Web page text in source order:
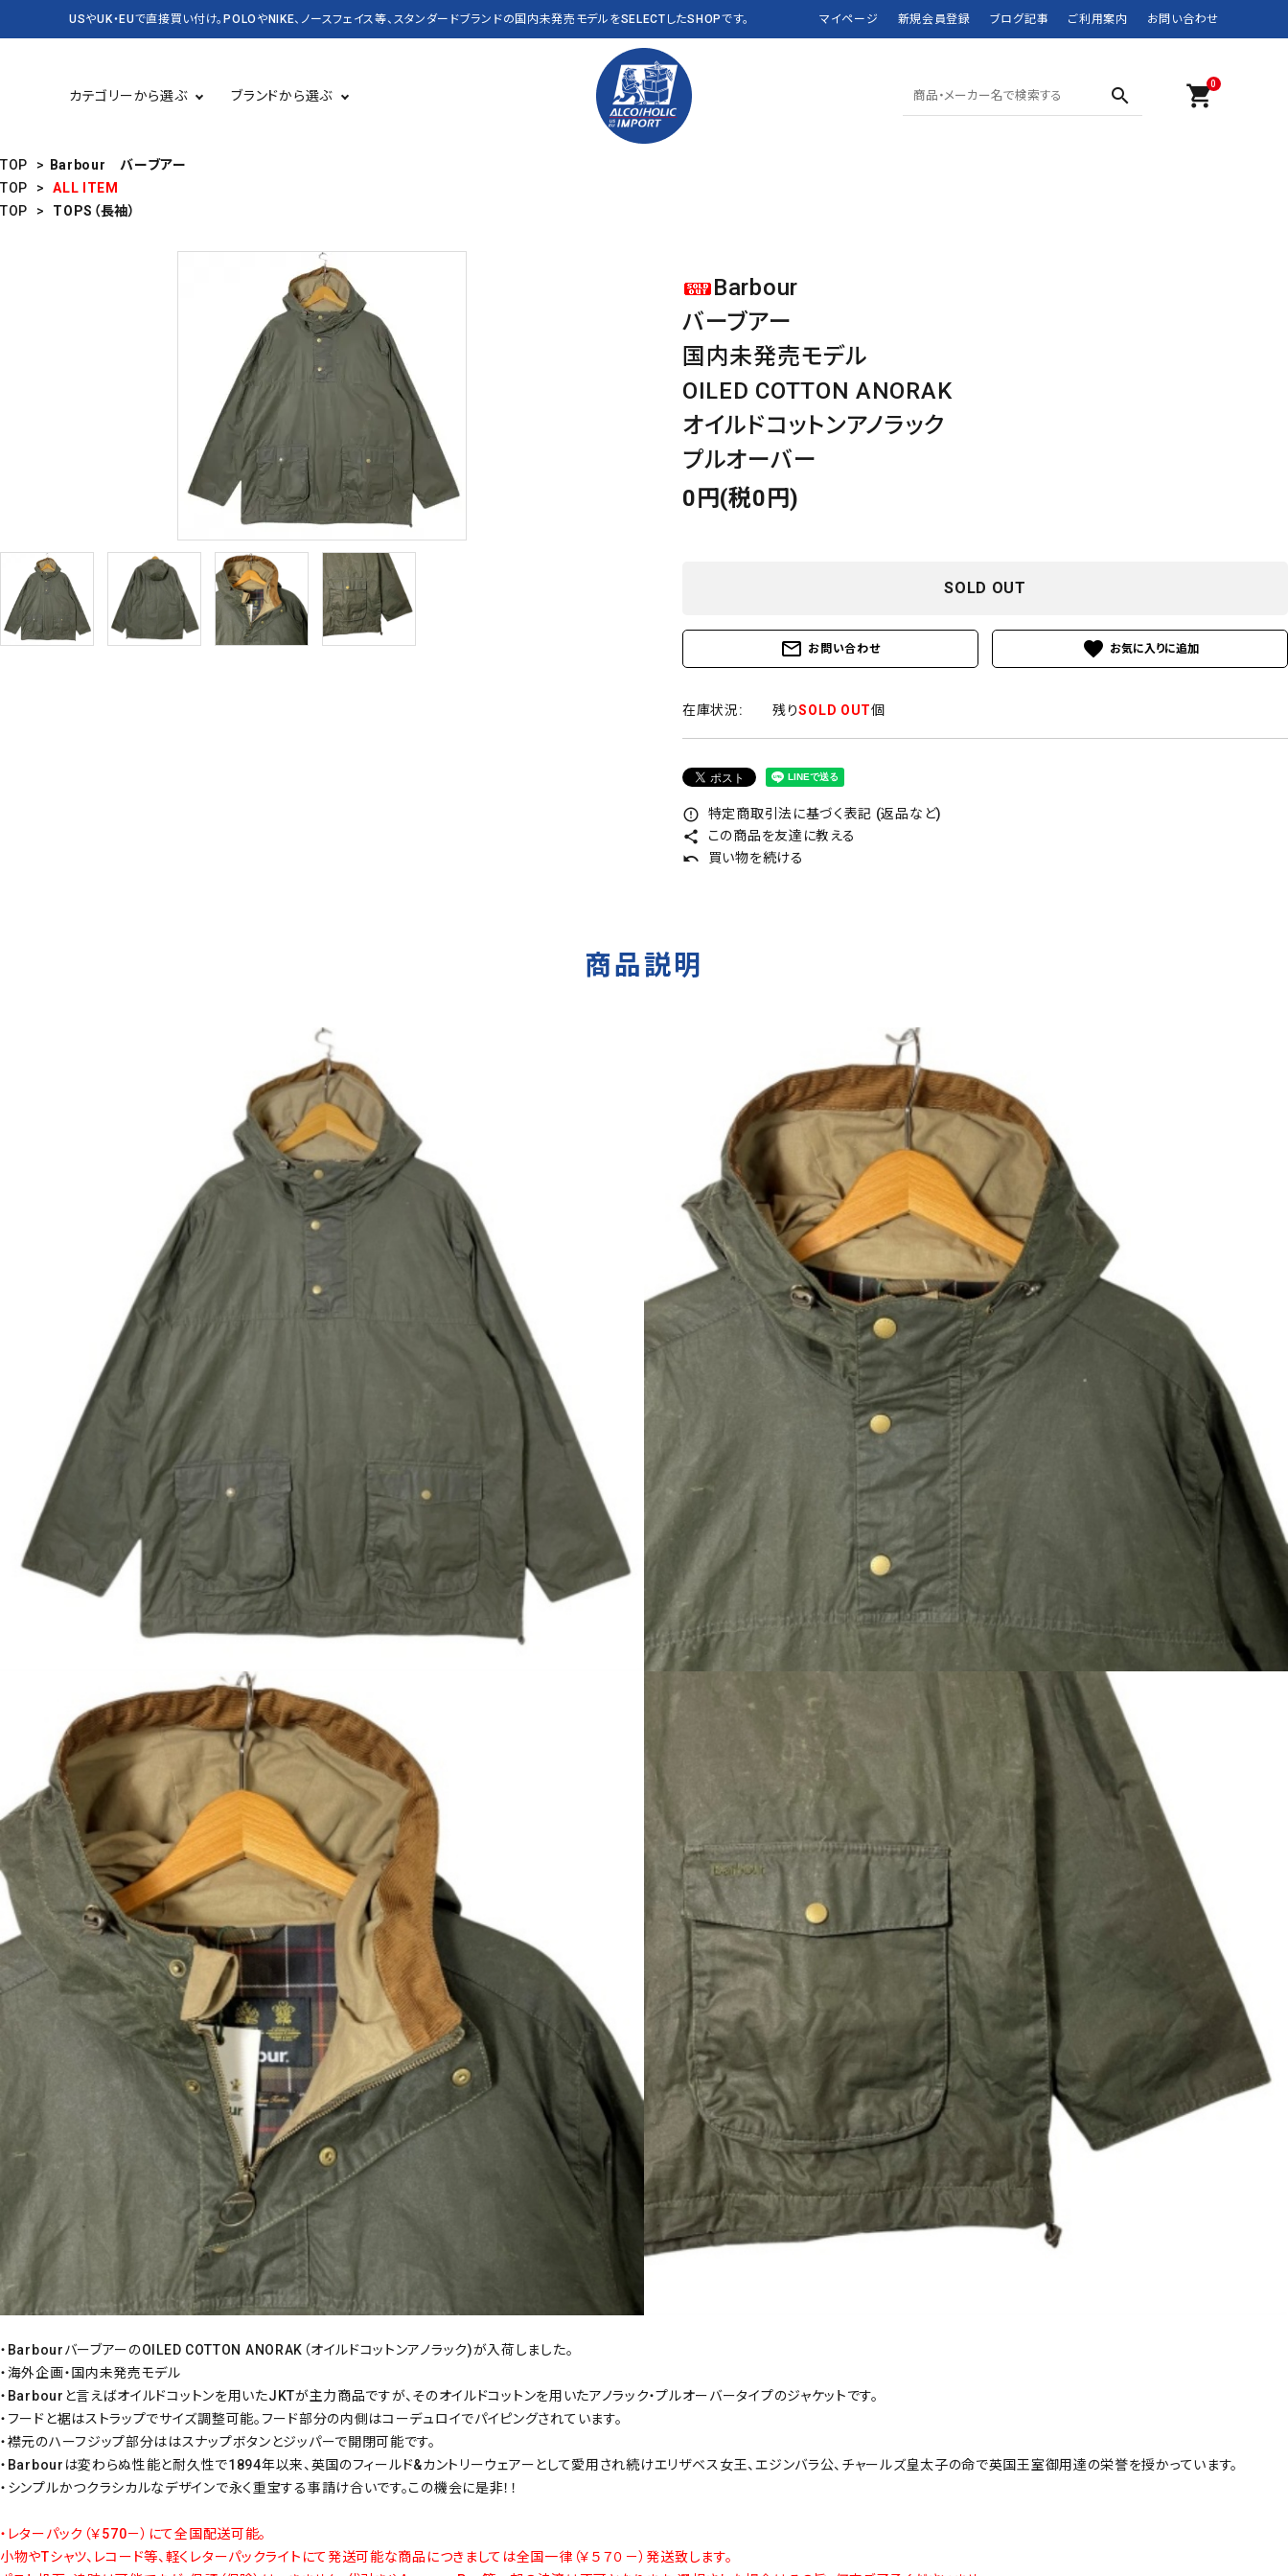
USやUK・EUで直接買い付け。POLOやNIKE、ノースフェイス等、スタンダードブランドの国内未発売モデルをSELECTしたSHOPです。 マイページ 新規会員登録 ブログ記事 ご利用案内 お問い合わせ
カテゴリーから選ぶ
KICKS スニーカー・靴
NEW&VINTAGE POLO ALL ITEMS 全商品
ブランドから選ぶ
DENIM&SUPPLY
Champion J CREW
LEVI'S NAUTICA
PATAGONIA Reyn Spooner ROTHCO
Timberland OTHER BRANDS
search
0
shopping_cart
TOP >
Barbour バーブアー
TOP
>
ALL ITEM
TOP
> TOPS（長袖）
Barbour
バーブアー
国内未発売モデル
OILED COTTON ANORAK
オイルドコットンアノラック
プルオーバー
0円(税0円)
SOLD OUT
mail_outline お問い合わせ favorite
在庫状況: 残りSOLD OUT個
error_outline 特定商取引法に基づく表記 (返品など)
share この商品を友達に教える
undo 買い物を続ける
商品説明
・BarbourバーブアーのOILED COTTON ANORAK（オイルドコットンアノラック)が入荷しました。
・海外企画・国内未発売モデル
・Barbourと言えばオイルドコットンを用いたJKTが主力商品ですが、そのオイルドコットンを用いたアノラック・プルオーバータイプのジャケットです。
・フードと裾はストラップでサイズ調整可能。フード部分の内側はコーデュロイでパイピングされています。
・襟元のハーフジップ部分ははスナップボタンとジッパーで開閉可能です。
・Barbourは変わらぬ性能と耐久性で1894年以来、英国のフィールド&カントリーウェアーとして愛用され続けエリザベス女王、エジンバラ公、チャールズ皇太子の命で英国王室御用達の栄誉を授かっています。
・シンプルかつクラシカルなデザインで永く重宝する事請け合いです。この機会に是非！！
・レターパック（￥570－）にて全国配送可能。
小物やTシャツ、レコード等、軽くレターパックライトにて発送可能な商品につきましては全国一律（￥５７０－）発送致します。